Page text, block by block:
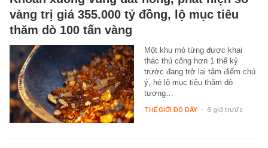
vàng trị giá 355.000 tỷ đồng, lộ mục tiêu
thăm dò 100 tấn vàng
Một khu mỏ từng được khai
thác thủ công hơn 1 thế kỷ
trước đang trở lại tâm điểm chú
ý, hé lộ mục tiêu thăm dò
tương…
THẾ GIỚI ĐÓ ĐÂY - 6 giờ trước